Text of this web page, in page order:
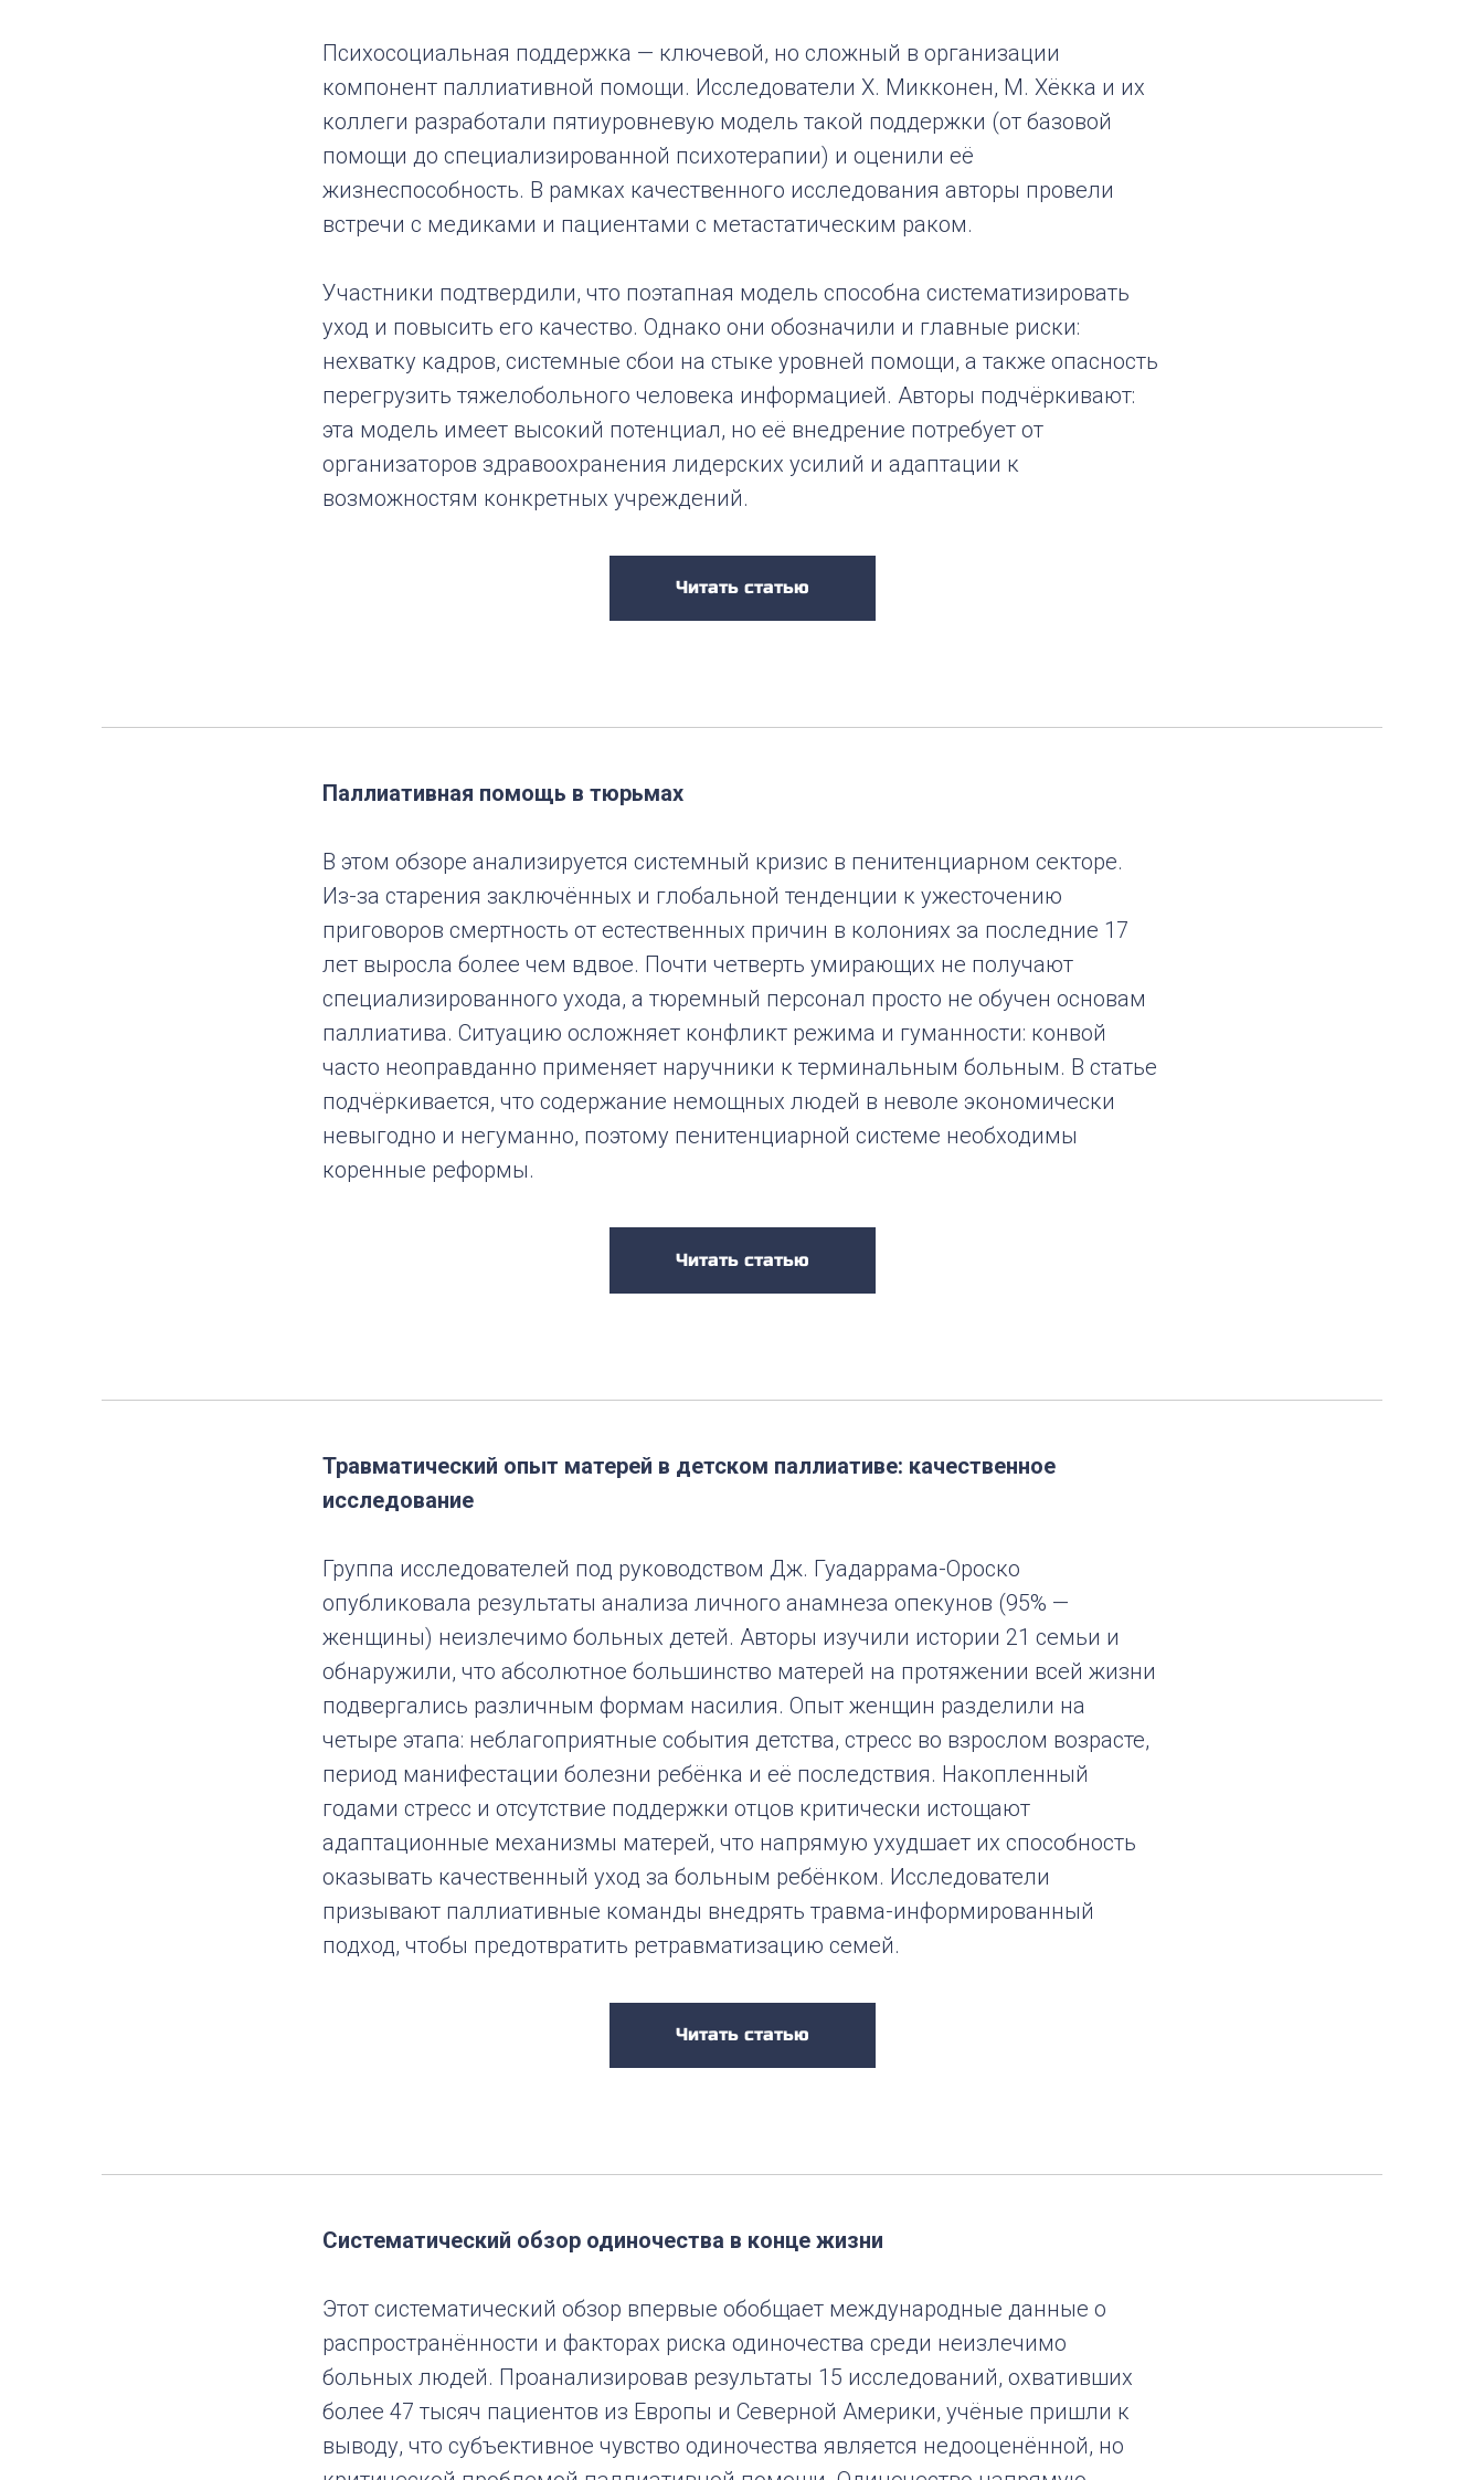
Психосоциальная поддержка — ключевой, но сложный в организации
компонент паллиативной помощи. Исследователи Х. Микконен, М. Хёкка и их
коллеги разработали пятиуровневую модель такой поддержки (от базовой
помощи до специализированной психотерапии) и оценили её
жизнеспособность. В рамках качественного исследования авторы провели
встречи с медиками и пациентами с метастатическим раком.
Участники подтвердили, что поэтапная модель способна систематизировать
уход и повысить его качество. Однако они обозначили и главные риски:
нехватку кадров, системные сбои на стыке уровней помощи, а также опасность
перегрузить тяжелобольного человека информацией. Авторы подчёркивают:
эта модель имеет высокий потенциал, но её внедрение потребует от
организаторов здравоохранения лидерских усилий и адаптации к
возможностям конкретных учреждений.
Читать статью
Паллиативная помощь в тюрьмах
В этом обзоре анализируется системный кризис в пенитенциарном секторе.
Из-за старения заключённых и глобальной тенденции к ужесточению
приговоров смертность от естественных причин в колониях за последние 17
лет выросла более чем вдвое. Почти четверть умирающих не получают
специализированного ухода, а тюремный персонал просто не обучен основам
паллиатива. Ситуацию осложняет конфликт режима и гуманности: конвой
часто неоправданно применяет наручники к терминальным больным. В статье
подчёркивается, что содержание немощных людей в неволе экономически
невыгодно и негуманно, поэтому пенитенциарной системе необходимы
коренные реформы.
Читать статью
Травматический опыт матерей в детском паллиативе: качественное
исследование
Группа исследователей под руководством Дж. Гуадаррама-Ороско
опубликовала результаты анализа личного анамнеза опекунов (95% —
женщины) неизлечимо больных детей. Авторы изучили истории 21 семьи и
обнаружили, что абсолютное большинство матерей на протяжении всей жизни
подвергались различным формам насилия. Опыт женщин разделили на
четыре этапа: неблагоприятные события детства, стресс во взрослом возрасте,
период манифестации болезни ребёнка и её последствия. Накопленный
годами стресс и отсутствие поддержки отцов критически истощают
адаптационные механизмы матерей, что напрямую ухудшает их способность
оказывать качественный уход за больным ребёнком. Исследователи
призывают паллиативные команды внедрять травма-информированный
подход, чтобы предотвратить ретравматизацию семей.
Читать статью
Систематический обзор одиночества в конце жизни
Этот систематический обзор впервые обобщает международные данные о
распространённости и факторах риска одиночества среди неизлечимо
больных людей. Проанализировав результаты 15 исследований, охвативших
более 47 тысяч пациентов из Европы и Северной Америки, учёные пришли к
выводу, что субъективное чувство одиночества является недооценённой, но